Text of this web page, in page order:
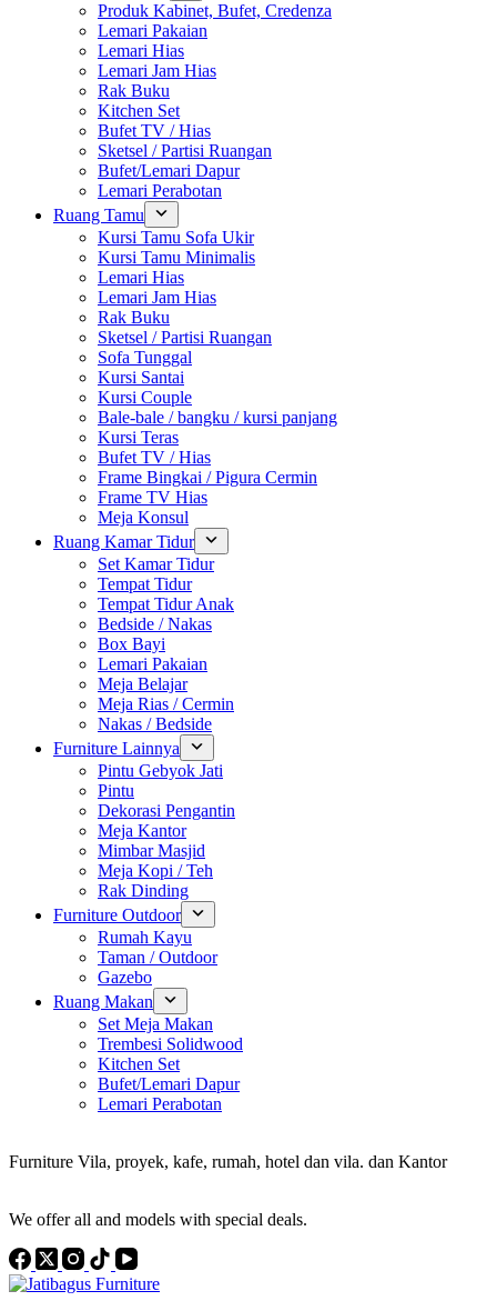
Produk Kabinet, Bufet, Credenza
Lemari Pakaian
Lemari Hias
Lemari Jam Hias
Rak Buku
Kitchen Set
Bufet TV / Hias
Sketsel / Partisi Ruangan
Bufet/Lemari Dapur
Lemari Perabotan
Ruang Tamu
Kursi Tamu Sofa Ukir
Kursi Tamu Minimalis
Lemari Hias
Lemari Jam Hias
Rak Buku
Sketsel / Partisi Ruangan
Sofa Tunggal
Kursi Santai
Kursi Couple
Bale-bale / bangku / kursi panjang
Kursi Teras
Bufet TV / Hias
Frame Bingkai / Pigura Cermin
Frame TV Hias
Meja Konsul
Ruang Kamar Tidur
Set Kamar Tidur
Tempat Tidur
Tempat Tidur Anak
Bedside / Nakas
Box Bayi
Lemari Pakaian
Meja Belajar
Meja Rias / Cermin
Nakas / Bedside
Furniture Lainnya
Pintu Gebyok Jati
Pintu
Dekorasi Pengantin
Meja Kantor
Mimbar Masjid
Meja Kopi / Teh
Rak Dinding
Furniture Outdoor
Rumah Kayu
Taman / Outdoor
Gazebo
Ruang Makan
Set Meja Makan
Trembesi Solidwood
Kitchen Set
Bufet/Lemari Dapur
Lemari Perabotan
Furniture Vila, proyek, kafe, rumah, hotel dan vila. dan Kantor
We offer all and models with special deals.